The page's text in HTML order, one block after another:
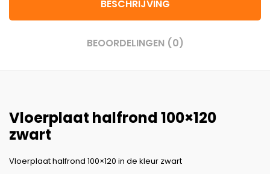
BESCHRIJVING
BEOORDELINGEN (0)
Vloerplaat halfrond 100×120
zwart
Vloerplaat halfrond 100×120 in de kleur zwart